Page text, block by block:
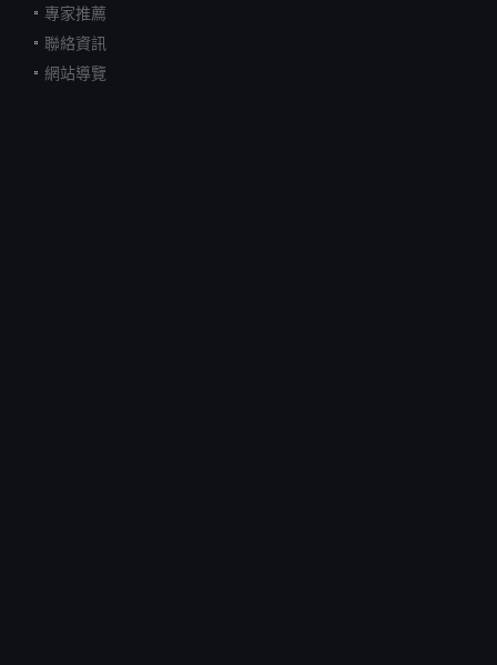
專家推薦
聯絡資訊
網站導覽